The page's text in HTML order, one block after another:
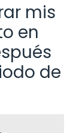
mis
en
de